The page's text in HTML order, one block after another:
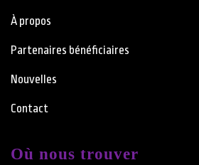
À propos
Partenaires bénéficiaires
Nouvelles
Contact
Où nous trouver